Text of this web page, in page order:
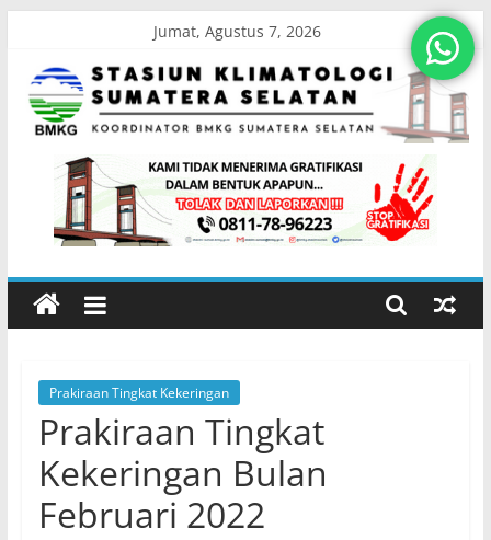
content
Jumat, Agustus 7, 2026
Stasiun
Klimatologi
Sumatera
Koordinator
BMKG
Sumatera
Selatan
Prakiraan Tingkat Kekeringan
Prakiraan Tingkat
Kekeringan Bulan
Februari 2022